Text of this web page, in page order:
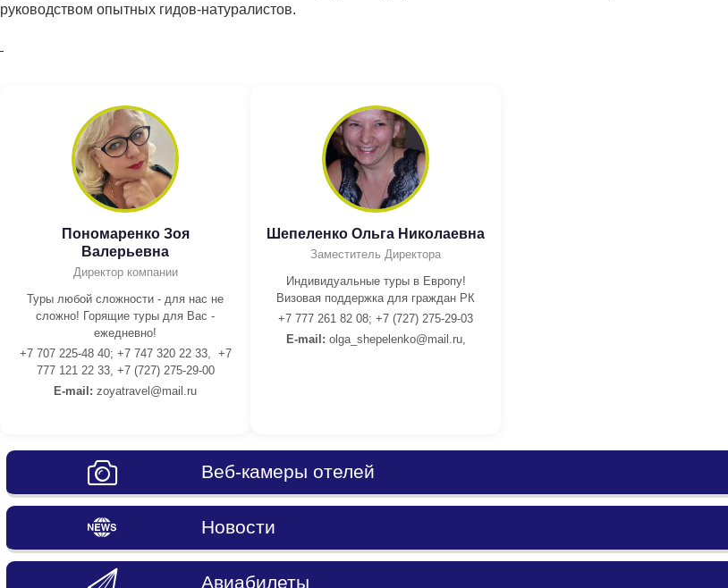
руководством опытных гидов-натуралистов.
Пономаренко Зоя
Валерьевна
Директор компании
Туры любой сложности - для нас не
сложно! Горящие туры для Вас -
ежедневно!
+7 707 225-48 40; +7 747 320 22 33, +7
777 121 22 33, +7 (727) 275-29-00
E-mail: zoyatravel@mail.ru
Шепеленко Ольга Николаевна
Заместитель Директора
Индивидуальные туры в Европу!
Визовая поддержка для граждан РК
+7 777 261 82 08; +7 (727) 275-29-03
E-mail: olga_shepelenko@mail.ru,
Веб-камеры отелей
Новости
Авиабилеты